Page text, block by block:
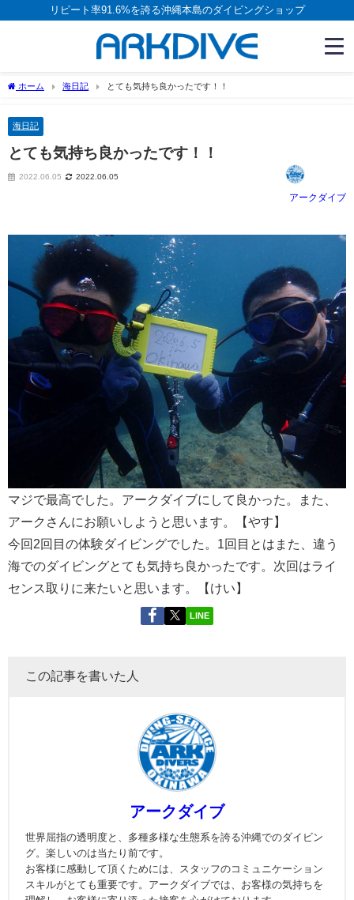
リピート率91.6%を誇る沖縄本島のダイビングショップ
ホーム 海日記 とても気持ち良かったです！！
海日記
とても気持ち良かったです！！
2022.06.05 2022.06.05
アークダイブ
マジで最高でした。アークダイブにして良かった。また、
アークさんにお願いしようと思います。【やす】
今回2回目の体験ダイビングでした。1回目とはまた、違う
海でのダイビングとても気持ち良かったです。次回はライ
センス取りに来たいと思います。【けい】
LINE
この記事を書いた人
アークダイブ
世界屈指の透明度と、多種多様な生態系を誇る沖縄でのダイビン
グ。楽しいのは当たり前です。
お客様に感動して頂くためには、スタッフのコミュニケーション
スキルがとても重要です。アークダイブでは、お客様の気持ちを